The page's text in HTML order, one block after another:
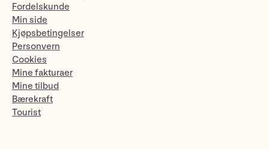
Fordelskunde
Min side
Kjøpsbetingelser
Personvern
Cookies
Mine fakturaer
Mine tilbud
Bærekraft
Tourist